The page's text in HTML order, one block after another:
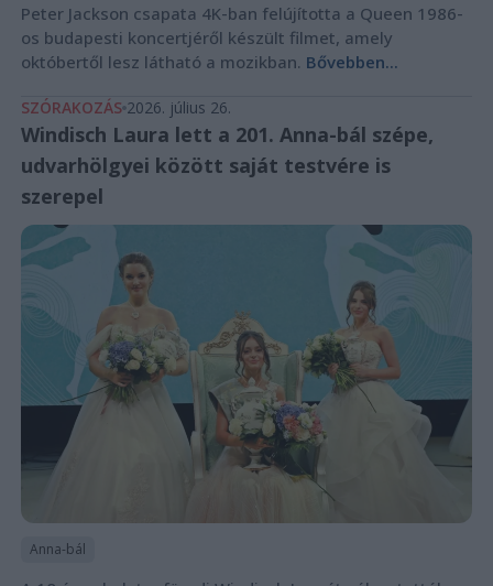
Peter Jackson csapata 4K-ban felújította a Queen 1986-
os budapesti koncertjéről készült filmet, amely
októbertől lesz látható a mozikban. Bővebben...
SZÓRAKOZÁS 2026. július 26.
Windisch Laura lett a 201. Anna-bál szépe,
udvarhölgyei között saját testvére is
szerepel
Anna-bál